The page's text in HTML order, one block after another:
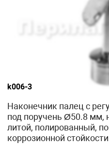
k006-3
Наконечник палец с
под поручень Ø50.8 мм,
литой, полированный,
коррозионной